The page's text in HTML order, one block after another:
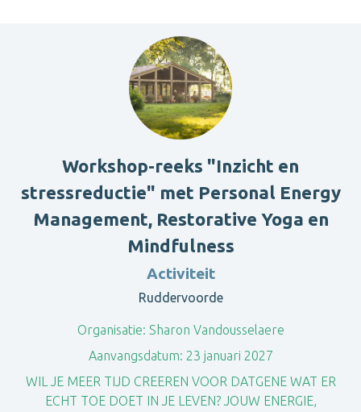
Workshop-reeks "Inzicht en
stressreductie" met Personal Energy
Management, Restorative Yoga en
Mindfulness
Activiteit
Ruddervoorde
Organisatie: Sharon Vandousselaere
Aanvangsdatum: 23 januari 2027
WIL JE MEER TIJD CREEREN VOOR DATGENE WAT ER
ECHT TOE DOET IN JE LEVEN? JOUW ENERGIE,